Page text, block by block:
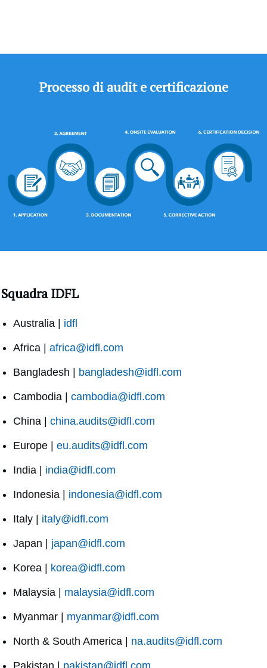
Processo di audit e certificazione
Squadra IDFL
Australia | idfl
Africa | africa@idfl.com
Bangladesh | bangladesh@idfl.com
Cambodia | cambodia@idfl.com
China | china.audits@idfl.com
Europe | eu.audits@idfl.com
India | india@idfl.com
Indonesia | indonesia@idfl.com
Italy | italy@idfl.com
Japan | japan@idfl.com
Korea | korea@idfl.com
Malaysia | malaysia@idfl.com
Myanmar | myanmar@idfl.com
North & South America | na.audits@idfl.com
Pakistan | pakistan@idfl.com